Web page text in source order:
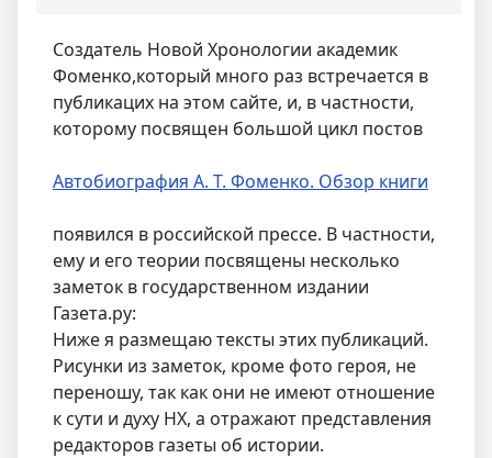
Создатель Новой Хронологии академик
Фоменко,который много раз встречается в
публикацих на этом сайте, и, в частности,
которому посвящен большой цикл постов
Автобиография А. Т. Фоменко. Обзор книги
появился в российской прессе. В частности,
ему и его теории посвящены несколько
заметок в государственном издании
Газета.ру:
Ниже я размещаю тексты этих публикаций.
Рисунки из заметок, кроме фото героя, не
переношу, так как они не имеют отношение
к сути и духу НХ, а отражают представления
редакторов газеты об истории.